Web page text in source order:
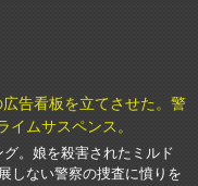
告看板を立てさせた。警
ムサスペンス。
。娘を殺害されたミルド
しない警察の捜査に憤りを